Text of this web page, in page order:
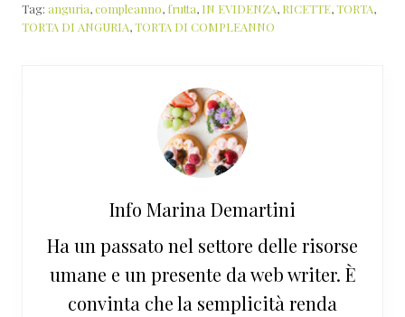
Tag: anguria,compleanno, frutta, IN EVIDENZA, RICETTE,TORTA,
TORTA DI ANGURIA,TORTA DI COMPLEANNO
Info Marina Demartini
Ha un passato nel settore delle risorse
umane e un presente da web writer. È
convinta che la semplicità renda